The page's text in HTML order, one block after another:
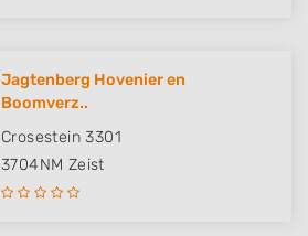
Jagtenberg Hovenier en
Boomverz..
Crosestein 3301
3704NM Zeist